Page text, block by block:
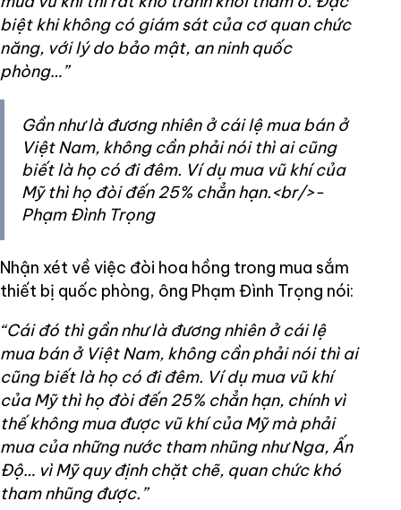
biệt khi không có giám sát của cơ quan chức
năng, với lý do bảo mật, an ninh quốc
phòng…”
Gần như là đương nhiên ở cái lệ mua bán ở
Việt Nam, không cần phải nói thì ai cũng
biết là họ có đi đêm. Ví dụ mua vũ khí của
Mỹ thì họ đòi đến 25% chẳn hạn.<br/>-
Phạm Đình Trọng
Nhận xét về việc đòi hoa hồng trong mua sắm
thiết bị quốc phòng, ông Phạm Đình Trọng nói:
“Cái đó thì gần như là đương nhiên ở cái lệ
mua bán ở Việt Nam, không cần phải nói thì ai
cũng biết là họ có đi đêm. Ví dụ mua vũ khí
của Mỹ thì họ đòi đến 25% chẳn hạn, chính vì
thế không mua được vũ khí của Mỹ mà phải
mua của những nước tham nhũng như Nga, Ấn
Độ… vì Mỹ quy định chặt chẽ, quan chức khó
tham nhũng được.”